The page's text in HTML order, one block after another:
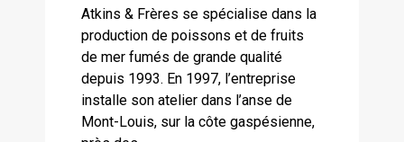
Atkins & Frères se spécialise dans la
production de poissons et de fruits
de mer fumés de grande qualité
depuis 1993. En 1997, l’entreprise
installe son atelier dans l’anse de
Mont-Louis, sur la côte gaspésienne,